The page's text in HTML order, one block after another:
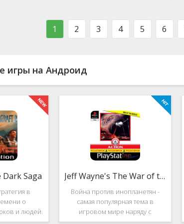
танцевальная музыка,
1 2 3 4 5 6
игры на Андроид
Saga
в
о
и людей.
Saga
Jeff Wayne's The War of the Worlds
Война против инопланетян -
самая популярная тема в
игровом мире наряду с
войнами против террористов и